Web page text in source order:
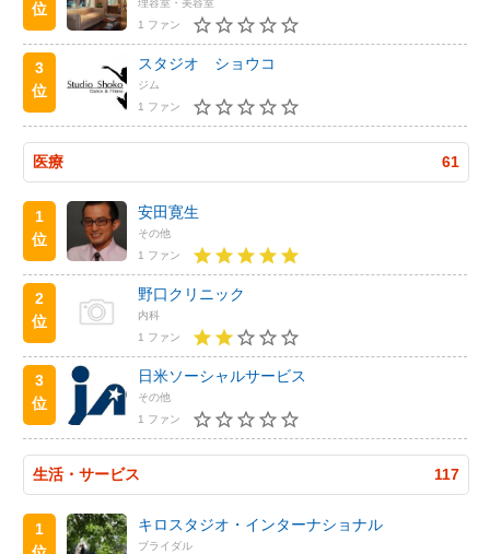
位
1 ファン
3
位
スタジオ ショウコ
ジム
1 ファン
医療 61
1
位
安田寛生
その他
1 ファン
2
位
野口クリニック
内科
1 ファン
3
位
日米ソーシャルサービス
その他
1 ファン
生活・サービス 117
1
キロスタジオ・インターナショナル
ブライダル